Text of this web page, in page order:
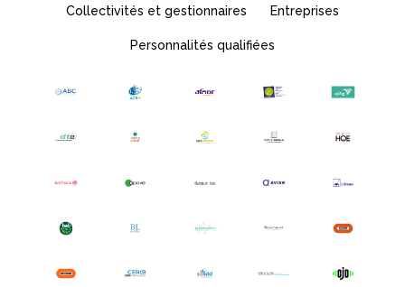
Collectivités et gestionnaires Entreprises
Personnalités qualifiées